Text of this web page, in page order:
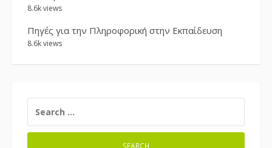
8.6k views
Πηγές για την Πληροφορική στην Εκπαίδευση
8.6k views
FOR: